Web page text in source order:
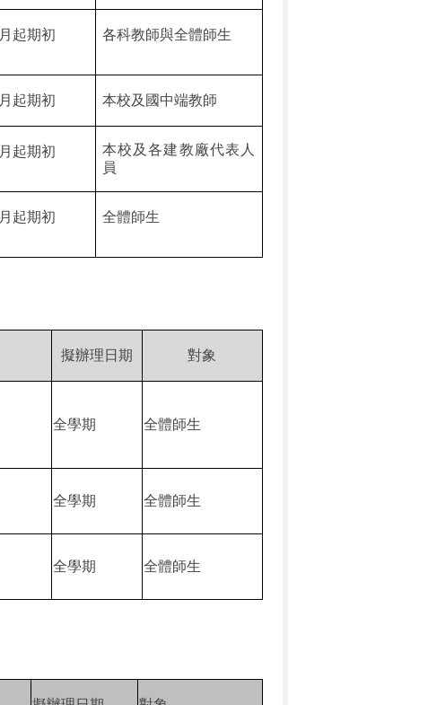
月起期初 各科教師與全體師生
月起期初 本校及國中端教師
月起期初
本校及各建教廠代表人
員
月起期初 全體師生
擬辦理日期 對象
全學期 全體師生
全學期 全體師生
全學期 全體師生